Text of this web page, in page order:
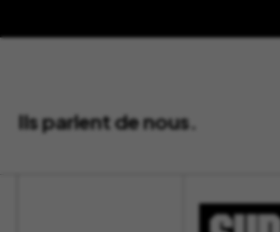
Ils parlent de nous.